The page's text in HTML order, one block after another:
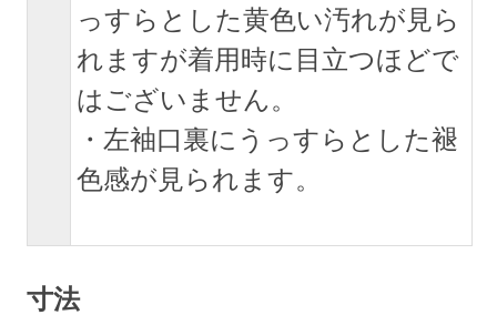
っすらとした黄色い汚れが見ら
れますが着用時に目立つほどで
はございません。
・左袖口裏にうっすらとした褪
色感が見られます。
寸法